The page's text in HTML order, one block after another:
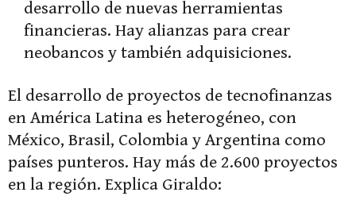
desarrollo de nuevas herramientas
financieras. Hay alianzas para crear
neobancos y también adquisiciones.
El desarrollo de proyectos de tecnofinanzas
en América Latina es heterogéneo, con
México, Brasil, Colombia y Argentina como
países punteros. Hay más de 2.600 proyectos
en la región. Explica Giraldo: